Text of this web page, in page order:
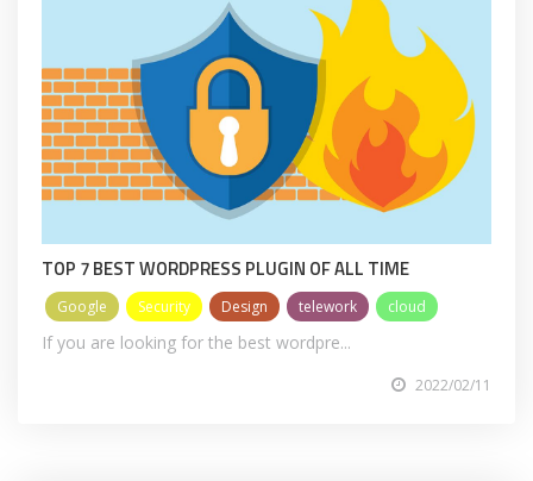
TOP 7 BEST WORDPRESS PLUGIN OF ALL TIME
Google Security Design telework cloud
If you are looking for the best wordpre...
2022/02/11